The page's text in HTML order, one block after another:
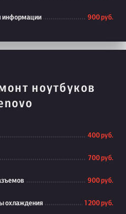
информации 900 руб.
ноутбуков
400 руб.
700 руб.
900 руб.
охлаждения 1 200 руб.